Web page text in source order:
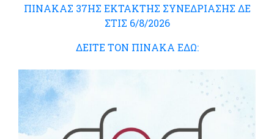
ΠΙΝΑΚΑΣ 37ΗΣ ΕΚΤΑΚΤΗΣ ΣΥΝΕΔΡΙΑΣΗΣ ΔΕ
ΣΤΙΣ 6/8/2026
ΔΕΙΤΕ ΤΟΝ ΠΙΝΑΚΑ ΕΔΩ: